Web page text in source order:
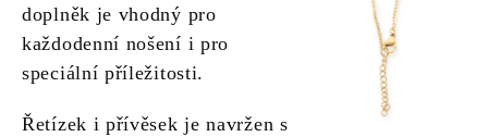
doplněk je vhodný pro
každodenní nošení i pro
speciální příležitosti.
Řetízek i přívěsek je navržen s